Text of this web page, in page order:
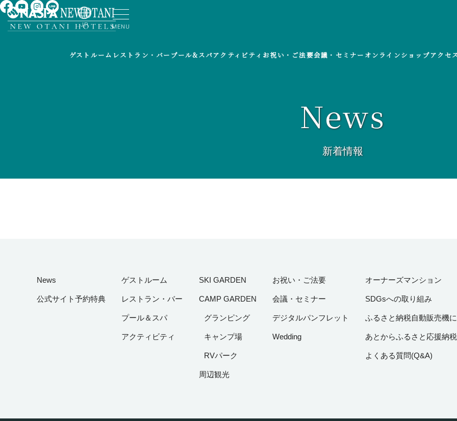
JP MENU
ゲストルーム レストラン・バー プール&スパアクティビティ お祝い・ご法要会議・セミナー オンラインショップアクセ
News
新着情報
News
公式サイト予約特典
ゲストルーム
レストラン・バー
プール＆スパ
アクティビティ
SKI GARDEN
CAMP GARDEN
グランピング
キャンプ場
RVパーク
周辺観光
お祝い・ご法要
会議・セミナー
デジタルパンフレット
Wedding
オーナーズマンション
SDGsへの取り組み
ふるさと納税自動販売機
あとからふるさと応援納
よくある質問(Q&A)